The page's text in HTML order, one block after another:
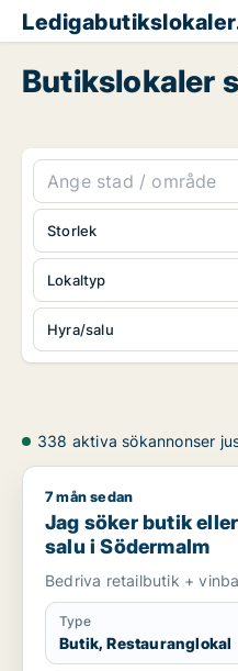
Butikslokaler
Lokaltyp
Hyra/salu
Storlek
338 aktiva sökannonser
Jag söker butik eller
7 mån sedan
Jag söker butik
salu i Södermalm
Bedriva retailbutik +
Type
Butik, Restauranglokal